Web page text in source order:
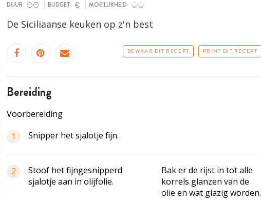
DUUR: BUDGET: MOEILIJKHEID:
De Siciliaanse keuken op z'n best
BEWAAR DIT RECEPT PRINT DIT RECEPT
bereiding
Voorbereiding
1
Snipper het sjalotje fijn.
2
Stoof het fijngesnipperd
sjalotje aan in olijfolie.
Bak er de rijst in tot alle
korrels glanzen van de
olie en wat glazig worden.